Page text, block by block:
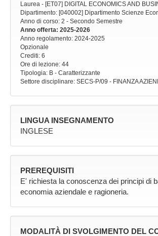
Laurea - [ET07] DIGITAL ECONOMICS AND
Dipartimento: [040002] Dipartimento Scienze
Anno di corso: 2 - Secondo Semestre
Anno offerta: 2025-2026
Anno regolamento: 2024-2025
Opzionale
Crediti: 6
Ore di lezione: 44
Tipologia: B - Caratterizzante
Settore disciplinare: SECS-P/09 - FINANZA
LINGUA INSEGNAMENTO
INGLESE
PREREQUISITI
E' richiesta la conoscenza dei principi di
economia aziendale e ragioneria.
MODALITÀ DI SVOLGIMENTO DEL